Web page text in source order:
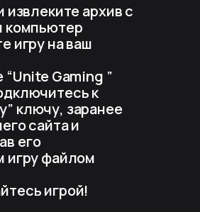
извлеките архив с
компьютер
игру на ваш
“Unite Gaming ”
к
ключу, заранее
сайта и
его
игру файлом
игрой!